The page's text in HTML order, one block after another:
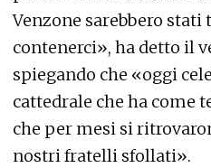
Venzone sarebbero
contenerci», ha detto il
spiegando che «oggi
cattedrale che ha come
che per mesi si
nostri fratelli sfollati».